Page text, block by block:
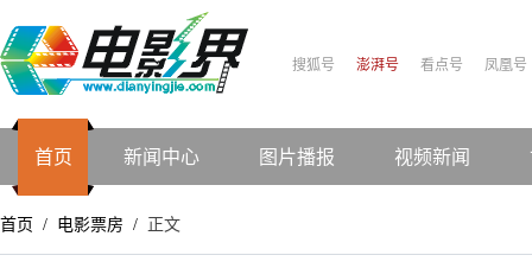
搜狐号 澎湃号 看点号 凤凰号
首页 新闻中心 图片播报 视频新闻
首页 / 电影票房 / 正文